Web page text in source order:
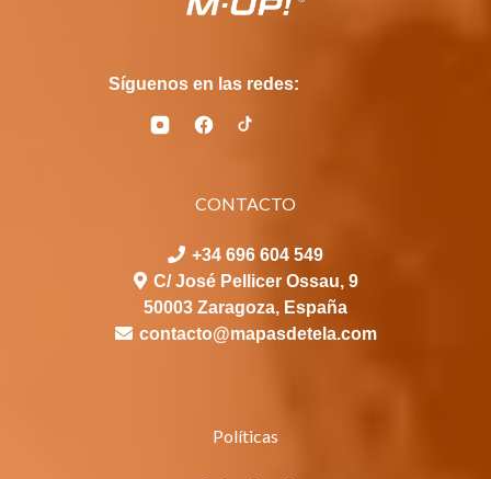
Síguenos en las redes:
CONTACTO
+34 696 604 549
C/ José Pellicer Ossau, 9
50003 Zaragoza, España
contacto@mapasdetela.com
Políticas